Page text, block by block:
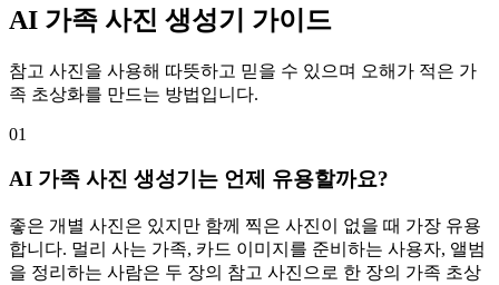
AI 가족 사진 생성기 가이드
참고 사진을 사용해 따뜻하고 믿을 수 있으며 오해가 적은 가
족 초상화를 만드는 방법입니다.
01
AI 가족 사진 생성기는 언제 유용할까요?
좋은 개별 사진은 있지만 함께 찍은 사진이 없을 때 가장 유용
합니다. 멀리 사는 가족, 카드 이미지를 준비하는 사용자, 앨범
을 정리하는 사람은 두 장의 참고 사진으로 한 장의 가족 초상